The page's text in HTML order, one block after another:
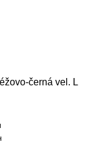
černá vel. L